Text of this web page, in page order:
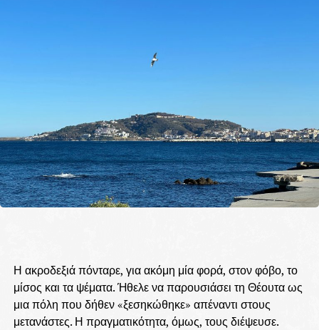
Η ακροδεξιά πόνταρε, για ακόμη μία φορά, στον φόβο, το
μίσος και τα ψέματα. Ήθελε να παρουσιάσει τη Θέουτα ως
μια πόλη που δήθεν «ξεσηκώθηκε» απέναντι στους
μετανάστες. Η πραγματικότητα, όμως, τους διέψευσε.